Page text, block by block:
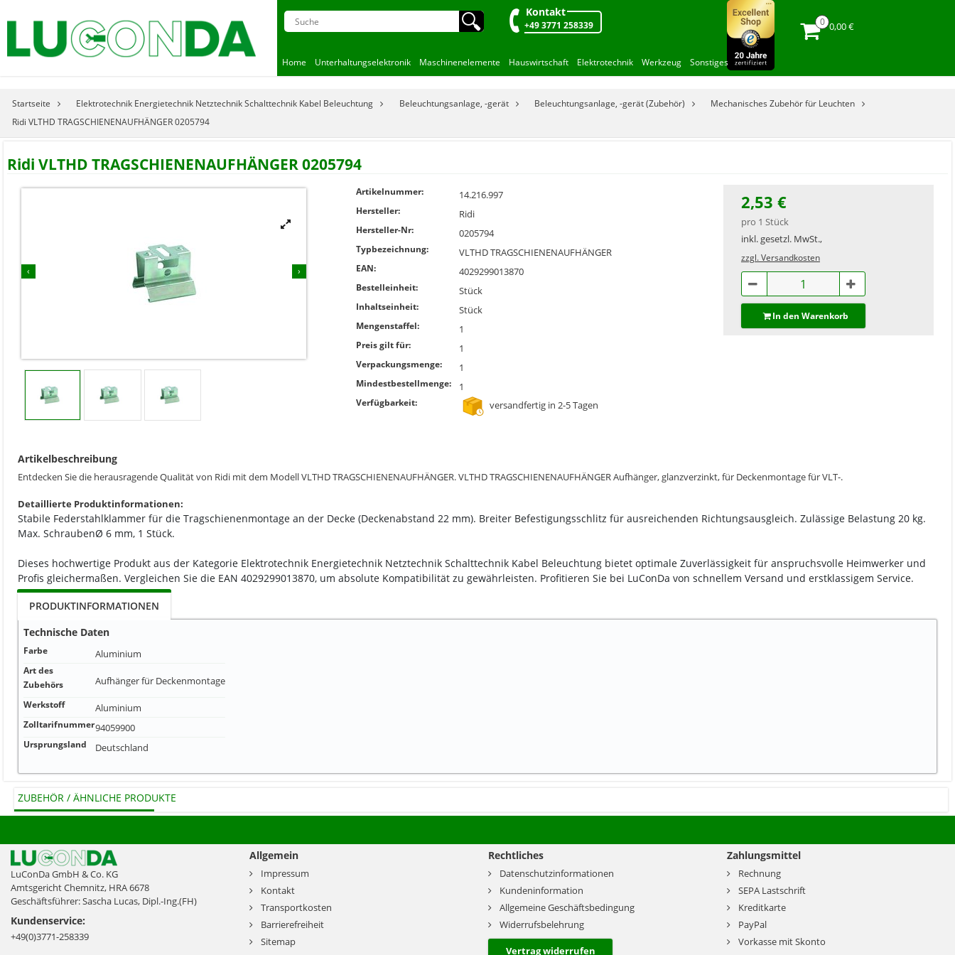
🔍︎ Kontakt
+49 3771 258339 0,00 €
Home Unterhaltungselektronik Maschinenelemente Hauswirtschaft Elektrotechnik Werkzeug Sonstiges
Startseite Elektrotechnik Energietechnik Netztechnik Schalttechnik Kabel Beleuchtung Beleuchtungsanlage, -gerät Beleuchtungsanlage, -gerät (Zubehör)
Mechanisches Zubehör für Leuchten
Ridi VLTHD TRAGSCHIENENAUFHÄNGER 0205794
Ridi VLTHD TRAGSCHIENENAUFHÄNGER 0205794
‹ ›



Artikelnummer: 14.216.997
Hersteller: Ridi
Hersteller-Nr: 0205794
Typbezeichnung: VLTHD TRAGSCHIENENAUFHÄNGER
EAN: 4029299013870
Bestelleinheit: Stück
Inhaltseinheit: Stück
Mengenstaffel: 1
Preis gilt für: 1
Verpackungsmenge: 1
Mindestbestellmenge: 1
Verfügbarkeit: versandfertig in 2-5 Tagen
2,53 €
pro 1 Stück
inkl. gesetzl. MwSt.,
zzgl. Versandkosten
In den Warenkorb
Artikelbeschreibung
Entdecken Sie die herausragende Qualität von Ridi mit dem Modell VLTHD TRAGSCHIENENAUFHÄNGER. VLTHD TRAGSCHIENENAUFHÄNGER Aufhänger, glanzverzinkt, für Deckenmontage für VLT-.
Detaillierte Produktinformationen:
Stabile Federstahlklammer für die Tragschienenmontage an der Decke (Deckenabstand 22 mm). Breiter Befestigungsschlitz für ausreichenden Richtungsausgleich. Zulässige Belastung 20 kg.
Max. SchraubenØ 6 mm, 1 Stück.
Dieses hochwertige Produkt aus der Kategorie Elektrotechnik Energietechnik Netztechnik Schalttechnik Kabel Beleuchtung bietet optimale Zuverlässigkeit für anspruchsvolle Heimwerker und
Profis gleichermaßen. Vergleichen Sie die EAN 4029299013870, um absolute Kompatibilität zu gewährleisten. Profitieren Sie bei LuConDa von schnellem Versand und erstklassigem Service.
PRODUKTINFORMATIONEN
Technische Daten
Farbe Aluminium
Art des
Zubehörs
Aufhänger für Deckenmontage
Werkstoff Aluminium
Zolltarifnummer94059900
Ursprungsland Deutschland
ZUBEHÖR / ÄHNLICHE PRODUKTE
LuConDa GmbH & Co. KG
Amtsgericht Chemnitz, HRA 6678
Geschäftsführer: Sascha Lucas, Dipl.-Ing.(FH)
Kundenservice:
+49(0)3771-258339
Allgemein
Impressum
Kontakt
Transportkosten
Barrierefreiheit
Sitemap
Rechtliches
Datenschutzinformationen
Kundeninformation
Allgemeine Geschäftsbedingung
Widerrufsbelehrung
Vertrag widerrufen
Zahlungsmittel
Rechnung
SEPA Lastschrift
Kreditkarte
PayPal
Vorkasse mit Skonto